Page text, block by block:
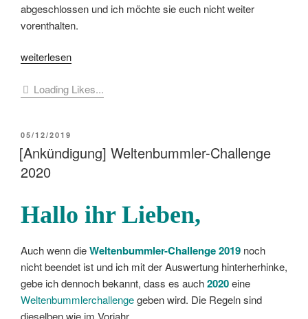
abgeschlossen und ich möchte sie euch nicht weiter
vorenthalten.
„[Ankündigung]
Themen-
weiterlesen
Loading Likes...
VERÖFFENTLICHT
AM
05/12/2019
[Ankündigung] Weltenbummler-Challenge
2020
Hallo ihr Lieben,
Auch wenn dieWeltenbummler-Challenge 2019 noch
nicht beendet ist und ich mit der Auswertung hinterherhinke,
gebe ich dennoch bekannt, dass es auch2020eine
Weltenbummlerchallengegeben wird. Die Regeln sind
dieselben wie im Vorjahr.